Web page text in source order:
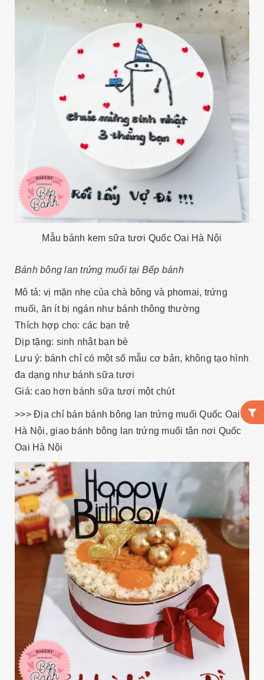
Mẫu bánh kem sữa tươi Quốc Oai Hà Nội
Bánh bông lan trứng muối tại Bếp bánh
Mô tả: vị mặn nhẹ của chà bông và phomai, trứng
muối, ăn ít bị ngán như bánh thông thường
Thích hợp cho: các bạn trẻ
Dịp tặng: sinh nhật bạn bè
Lưu ý: bánh chỉ có một số mẫu cơ bản, không tạo hình
đa dạng như bánh sữa tươi
Giá: cao hơn bánh sữa tươi một chút
>>> Địa chỉ bán bánh bông lan trứng muối Quốc Oai
Hà Nội, giao bánh bông lan trứng muối tận nơi Quốc
Oai Hà Nội